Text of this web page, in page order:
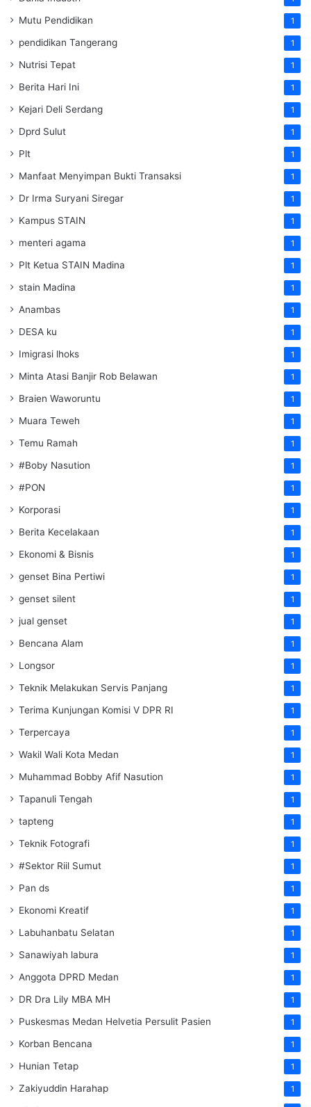
Mutu Pendidikan 1
pendidikan Tangerang 1
Nutrisi Tepat 1
Berita Hari Ini 1
Kejari Deli Serdang 1
Dprd Sulut 1
Plt 1
Manfaat Menyimpan Bukti Transaksi 1
Dr Irma Suryani Siregar 1
Kampus STAIN 1
menteri agama 1
Plt Ketua STAIN Madina 1
stain Madina 1
Anambas 1
DESA ku 1
Imigrasi lhoks 1
Minta Atasi Banjir Rob Belawan 1
Braien Waworuntu 1
Muara Teweh 1
Temu Ramah 1
#Boby Nasution 1
#PON 1
Korporasi 1
Berita Kecelakaan 1
Ekonomi & Bisnis 1
genset Bina Pertiwi 1
genset silent 1
jual genset 1
Bencana Alam 1
Longsor 1
Teknik Melakukan Servis Panjang 1
Terima Kunjungan Komisi V DPR RI 1
Terpercaya 1
Wakil Wali Kota Medan 1
Muhammad Bobby Afif Nasution 1
Tapanuli Tengah 1
tapteng 1
Teknik Fotografi 1
#Sektor Riil Sumut 1
Pan ds 1
Ekonomi Kreatif 1
Labuhanbatu Selatan 1
Sanawiyah labura 1
Anggota DPRD Medan 1
DR Dra Lily MBA MH 1
Puskesmas Medan Helvetia Persulit Pasien 1
Korban Bencana 1
Hunian Tetap 1
Zakiyuddin Harahap 1